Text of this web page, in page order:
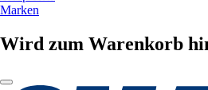
Marken
Wird zum Warenkorb